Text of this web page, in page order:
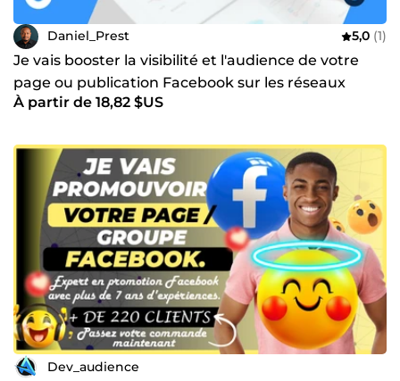
Daniel_Prest 5,0 (1)
Je vais booster la visibilité et l'audience de votre
page ou publication Facebook sur les réseaux
sociaux
À partir de 18,82 $US
Dev_audience